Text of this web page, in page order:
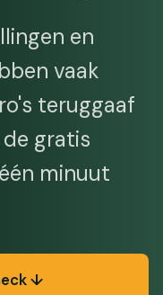
en
vaak
teruggaaf
gratis
minuut
↓